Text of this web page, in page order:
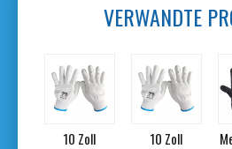
VERWANDTE
10 Zoll
10 Zoll